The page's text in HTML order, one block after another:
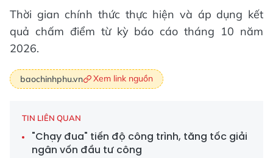
Thời gian chính thức thực hiện và áp dụng kết
quả chấm điểm từ kỳ báo cáo tháng 10 năm
2026.
baochinhphu.vn Xem link nguồn
TIN LIÊN QUAN
"Chạy đua" tiến độ công trình, tăng tốc giải
ngân vốn đầu tư công